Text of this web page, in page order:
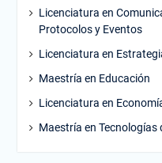
Licenciatura en
Protocolos y Eventos
Licenciatura en
Maestría en Educación
Licenciatura en
Maestría en Tecnologías